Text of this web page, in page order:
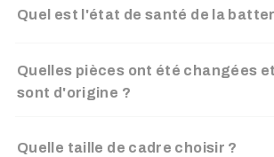
Quel est l'état de santé de la
Quelles pièces ont été changées
sont d'origine ?
Quelle taille de cadre choisir ?